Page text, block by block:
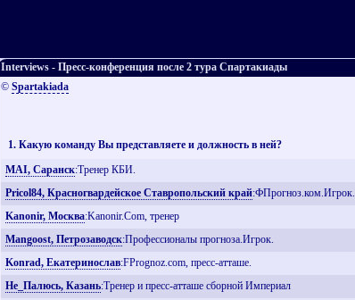
Interviews - Пресс-конференция после 2 тура Спартакиады
© Spartakiada
1. Какую команду Вы представляете и должность в ней?
MAI, Саранск:Тренер КБИ.
Pricol84, Красногвардейское Ставропольский край:ФПрогноз.ком.Игрок.
Kanonir, Москва:Kanonir.Com, тренер
Mangoost, Петрозаводск:Профессионалы прогноза.Игрок.
Konrad, Екатеринослав:FPrognoz.com, пресс-атташе.
Не_Палюсь, Казань:Тренер и пресс-атташе сборной Империал